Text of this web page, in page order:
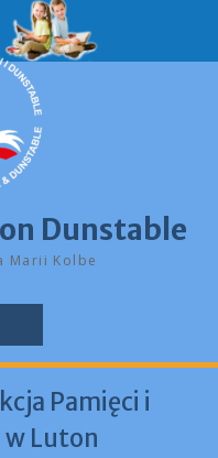
Dunstable
Marii Kolbe
Pamięci i
Luton